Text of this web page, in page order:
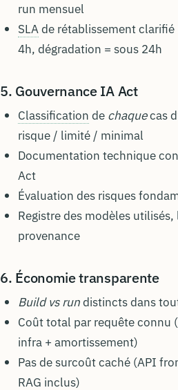
run mensuel
SLAde rétablissement clarifié
4h, dégradation = sous 24h
5. Gouvernance IA Act
Classification de chaquecas
risque / limité / minimal
Documentation technique
Act
Évaluation des risques
Registre des modèles
provenance
6. Économie transparente
Build vs rundistincts dans
Coût total par requête connu
infra + amortissement)
Pas de surcoût caché (API
RAG inclus)